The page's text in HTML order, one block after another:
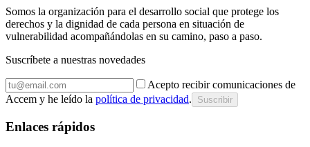
Somos la organización para el desarrollo social que protege los
derechos y la dignidad de cada persona en situación de
vulnerabilidad acompañándolas en su camino, paso a paso.
Suscríbete a nuestras novedades
Acepto recibir comunicaciones de
Accem y he leído la política de privacidad. Suscribir
Enlaces rápidos